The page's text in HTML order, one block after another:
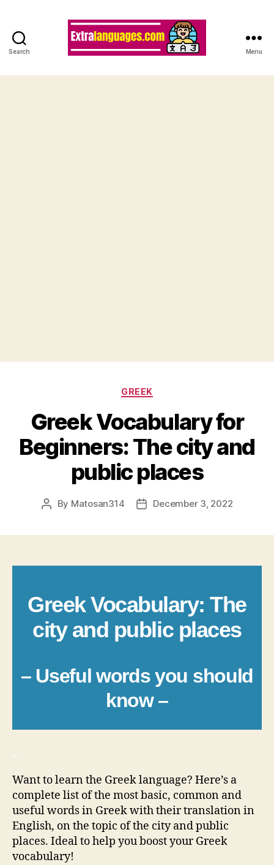
Search Menu
Categories
GREEK
Greek Vocabulary for
Beginners: The city and
public places
Post
By Matosan314
PostDecember 3, 2022
Greek Vocabulary: The
city and public places
– Useful words you should
know –
Want to learn the Greek language? Here’s a
complete list of the most basic, common and
useful words in Greek with their translation in
English, on the topic of the city and public
places. Ideal to help you boost your Greek
vocabulary!